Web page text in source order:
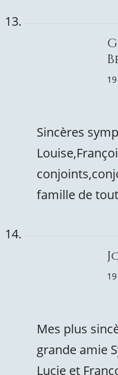
Sincères
famille de
Mes plus
grande amie
Lucie et